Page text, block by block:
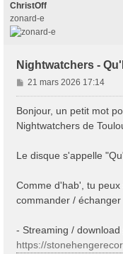
ChristOff
zonard-e
Nightwatchers -
M
e
a
e
21 mars 2026 17:14
Bonjour, un petit mot
Nightwatchers de
Le disque s'appelle
Comme d'hab', tu
commander / échanger
- Streaming / download
https://